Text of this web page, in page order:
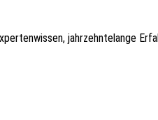
jahrzehntelange